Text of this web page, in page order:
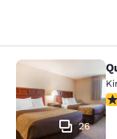
Quality
26